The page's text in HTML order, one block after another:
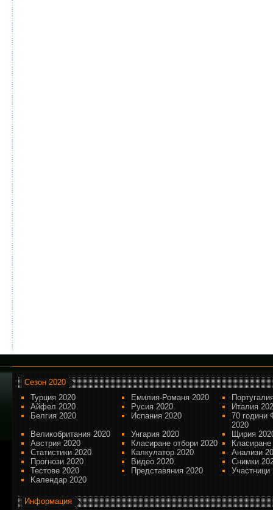
Сезон 2020
Турция 2020
Емилия-Романя 2020
Айфел 2020
Русия 2020
Италия
Белгия 2020
Испания 2020
70 години
2020
Великобритания 2020
Унгария 2020
Щирия
Австрия 2020
Класиране отбори 2020
Статистики 2020
Калкулатор 2020
Анализи
Прогнози 2020
Видео 2020
Снимки
Тестове 2020
Представяния 2020
Участници
Kалендар 2020
Информация